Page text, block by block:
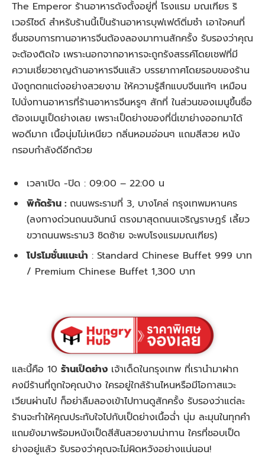
The Emperor ร้านอาหารดังตั้งอยู่ที่ โรงแรม มณเฑียร ริ
เวอร์ไซด์ สำหรับร้านนี้เป็นร้านอาหารบุฟเฟต์ติ่มซำ เอาใจคนที่
ชื่นชอบการทานอาหารจีนต้องลองมาทานสักครั้ง รับรองว่าคุณ
จะต้องติดใจ เพราะนอกจากอาหารจะถูกรังสรรค์โดยเชฟที่มี
ความเชี่ยวชาญด้านอาหารจีนแล้ว บรรยากาศโดยรอบของร้าน
นังถูกตกแต่งอย่างสวยงาม ให้ความรู้สึกแบบจีนแท้ๆ เหมือน
ไปนั่งทานอาหารที่ร้านอาหารจีนหรูๆ สักที่ ในส่วนของเมนูขึ้นชื่อ
ต้องเมนูเป็ดย่างเลย เพราะเป็ดย่างของที่นี่เขาย่างออกมาได้
พอดีมาก เนื้อนุ่มไม่เหนียว กลิ่นหอมอ่อนๆ แถมสีสวย หนัง
กรอบกำลังดีอีกด้วย
เวลาเปิด -ปิด : 09:00 – 22:00 น
พิกัดร้าน : ถนนพระรามที่ 3, บางโคล่ กรุงเทพมหานคร
(ลงทางด่วนถนนจันทน์ ตรงมาสุดถนนเจริญราษฎร์ เลี้ยว
ขวาถนนพระราม3 ชิดซ้าย จะพบโรงแรมมณเฑียร)
โปรโมชั่นแนะนำ : Standard Chinese Buffet 999 บาท
/ Premium Chinese Buffet 1,300 บาท
และนี้คือ 10 ร้านเป็ดย่าง เจ้าเด็ดในกรุงเทพ ที่เรานำมาฝาก
คงมีร้านที่ถูกใจคุณบ้าง ใครอยู่ใกล้ร้านไหนหรือมีโอกาสแวะ
เวียนผ่านไป ก็อย่าลืมลองเข้าไปทานดูสักครั้ง รับรองว่าแต่ละ
ร้านจะทำให้คุณประทับใจไปกับเป็ดย่างเนื้อฉ่ำ นุ่ม ละมุนในทุกคำ
แถมยังมาพร้อมหนังเป็ดสีสันสวยงามน่าทาน ใครที่ชอบเป็ด
ย่างอยู่แล้ว รับรองว่าคุณจะไม่ผิดหวังอย่างแน่นอน!